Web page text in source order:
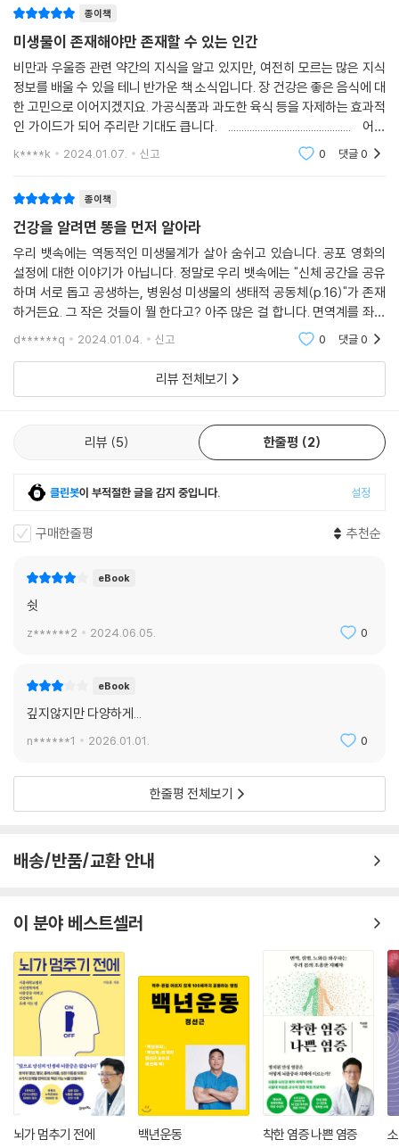
저는 여러분이 이 수백만에 달하는 미생물이 하는 역할에 대해 생각해 봤
으면 합니다. 우리가 미생물의 주인이 아닐 수 있습니다. 우리는 사실 우리
보다 더 오래되고 적응력 높은 생명체를 위한 전달자일 뿐이라는 생각은
어떻습니까? 세균이 생명력의 정수일지도 모릅니다.
--- 「4부 대변 이식의 미래, 몸의 지배자, 미생물」 중에서
모든 개인이 지문만큼 독특한 미생물군계를 가지고 있지만, 일관된 몇몇
변종이나 장 유형이 있을 수 있습니다. 또한 건강한 사람들은 질병으로 고
심장질환, 만성 변비, 염증성 장질환, 관절염 그리고 여타 질병이 있는 사
람들은 일부 세균의 양이 적고, 다른 세균의 양은 더 많은 것으로 나타났습
니다. 과학자들은 이러한 상태를 미생물군 불균형이라고 불렀습니다.
--- 「4부 대변 이식의 미래, 대변 이식의 미래」 중에서
미생물군계(마이크로바이옴)는 우리 내장에서 균형을 이루는 생태계를
말합니다. 말 그대로 같은 밥을 먹는 한 식구(食口)죠. 이 미생물군계와 우
리 몸은 복잡한 대사 과정을 통해 상호작용합니다. 즉, 서로 돕는 공생관계
이자 생의 동반자입니다. 그러나 유전적 소인에 환경 변화, 감염, 약물, 식
습관 변화 등이 생기면 미생물군 불균형이 오고, 질병이 생깁니다.
는데도 느닷없이 찾아오는 과민대장증후군 때문에 괴로워진다. 부차적으
로 우울증까지 동반되는 경우도 있다. 뚜렷한 해결책이 없어서 더 불편했
던 이 질병을 대변 이식으로 치료할 수 있다는 사실은 고무적이다. 대변 이
식이 이러한 선진국형 질환을 완화한다는 연구 성과는 계속해서 쌓이고 있
다. 이외에도 장과 전혀 관련이 없어 보이고 현대에 유행처럼 번진 병을 대
변으로 치료한다는 연구를 독자에게 소개한다.
않았는지 되돌아보게 한다. 미생물군 불균형을 회복하는 데 무엇이 필요할
까? 대변 이식은 어떻게 이뤄질까? 또 유익균으로 가득한 대변은 어디서
구할까? 수많은 궁금증을 풀어줄 명쾌한 답이 『똥이 약이다』에 담겨 있다.
세상에서 똥이 가장 귀한 대접을 받는 시기가 머지않았다. 제목 그대로 "똥
이 약이" 될 것이다. 저자는 현대인에게 장이라는 정원을 잘 가꿨는지 생각
해 보기를 권한다. 초록빛 잎사귀와 색색의 꽃잎으로 가득한 정원을 가꾼
다고 상상해 보라. 장내 미생물을 풍요롭게 기르는 일이 얼마나 중요한지
깨닫게 될 것이다.
"저는 우리 미생물군계를 정원으로 생각합니다. 그리고 모든 정원사가 알
고 있듯이, 때로는 잡초가 자라서 꽃이 죽기도 합니다. 대변 이식을 장에 온
봄이라고 생각해 봅시다. 바로 잡초를 뽑고, 비료를 주고, 새로운 꽃을 심을
시간입니다."(105~106쪽)
"우리는 미생물이 존재하기 때문에 존재할 뿐이다."
대변 이식을 받으면 나도 건강해질까?
인류가 하찮게 여기던 똥을 이제는 약으로 쓴다. 현대인에게 만연한 질병
을 치료할 새로운 방법은 청결을 우선시하는 병원에서 기피할 것만 같은
똥이다. 미국 소화기내과 전문의 사빈 하잔은 우울증, 알츠하이머병, 자가
고 최근 십 년간의 연구 결과를 모아서 제시한다. 특히 건강한 사람의 대변
혀지고 있다. 우리 장에는 미생물이 38조 개와 면역세포는 약 70%나 산
다. 이를 미생물이 이루는 생태계라는 신조어, 미생물군계(마이크로바이
도 차지한다. 장이 건강을 좌우한다는 사실을 우리는 안다. 그렇다면 몸속
세균을 바꾸면 건강도 달라지지 않을까?
대변 미생물 이식(이하 '대변 이식)을 이미 십 년 전부터 미국 식품의약국
에서 클로스트리듐 디피실리 감염증(이하 '디피실리 감염증')에 한해 허가
고 있다. 디피실리 감염증은 미국에서 해마다 50만 명, 국내에서는 1만 명
위험해질 정도로 설사한다. 그 이유는 항생제가 병원균뿐만 아니라 유익균
까지 무작위로 사멸해 미생물 생태계에 불균형을 일으키고, 그 빈틈을 정
상균이었던 클로스트리듐 디피실리균이 과도하게 차지하면서 독소를 방
출하기 때문이다. 디피실리 감염증에는 반코마이신 같은 강력한 항생제도
듣지 않는다. 디피실리 감염증 환자들이 건강한 사람의 대변 미생물총을
이식받아서 2~3일 만에 유익균이 자리 잡고 염증을 90% 이상 완치한 결
과를 책에서 확인할 수 있다. 현재 우리나라에서도 2013년 서울성모병원
을 시작으로 해서, 분당서울대병원과 신촌세브란스병원 등 빅5라고 불리
는 대학병원에서 대변 이식을 적극적으로 도입해 왔다.
종이책
미생물이 존재해야만 존재할 수 있는 인간
비만과 우울증 관련 약간의 지식을 알고 있지만, 여전히 모르는 많은 지식
정보를 배울 수 있을 테니 반가운 책 소식입니다. 장 건강은 좋은 음식에 대
한 고민으로 이어지겠지요. 가공식품과 과도한 육식 등을 자제하는 효과적
인 가이드가 되어 주리란 기대도 큽니다. .............................................. 어릴
적 편식이 심했다고 들었다. 그 탓에 변비가 습관
k****k 2024.01.07. 신고 0 댓글0
종이책
건강을 알려면 똥을 먼저 알아라
우리 뱃속에는 역동적인 미생물계가 살아 숨쉬고 있습니다. 공포 영화의
설정에 대한 이야기가 아닙니다. 정말로 우리 뱃속에는 "신체 공간을 공유
하며 서로 돕고 공생하는, 병원성 미생물의 생태적 공동체(p.16)"가 존재
하거든요. 그 작은 것들이 뭘 한다고? 아주 많은 걸 합니다. 면역계를 좌지
우지하고, 살을 찌우거나 빠지게 하기도 하고, 피부를 뒤집어지게도 하고,
알레르기나 질병
d******q 2024.01.04. 신고 0 댓글0
리뷰 전체보기
리뷰 5 한줄평 2
클린봇이 부적절한 글을 감지 중입니다. 설정
구매한줄평 추천순
eBook
쉿
z******2 2024.06.05. 0
eBook
깊지않지만 다양하게...
n******1 2026.01.01. 0
한줄평 전체보기
배송/반품/교환 안내
이 분야 베스트셀러
뇌가 멈추기 전에 백년운동 착한 염증 나쁜 염증